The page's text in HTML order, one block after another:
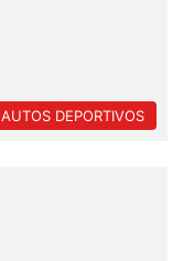
AUTOS DEPORTIVOS